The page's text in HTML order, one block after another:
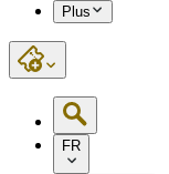
Plus
FR